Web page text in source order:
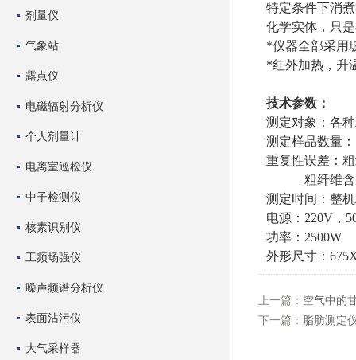
剂量仪
气象站
露点仪
电磁辐射分析仪
个人剂量计
电离室巡检仪
中子检测仪
核素识别仪
工频场强仪
噪声频谱分析仪
表面沾污仪
大气采样器
特定条件下消
化学实体，只
*仪器全部采用
*红外加热，升
技术参数：
测定对象：各
测定样品数量
重复性误差：
粗纤维含量
测定时间：整
电源：220V，
功率：2500W
外形尺寸：
上一篇： 空气中的
下一篇： 脂肪测定